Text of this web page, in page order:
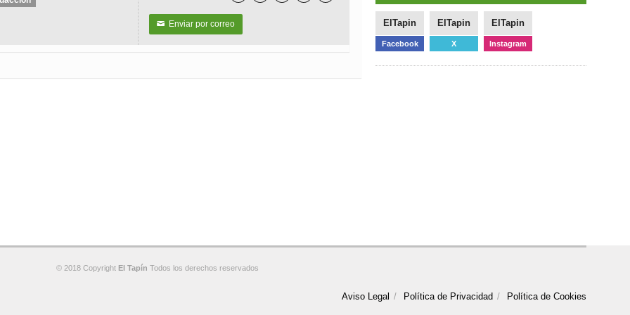
✉ Enviar por correo ElTapin
Facebook
ElTapin
X
ElTapin
Instagram
© 2018 Copyright El Tapín Todos los derechos reservados
Aviso Legal Política de Privacidad Política de Cookies